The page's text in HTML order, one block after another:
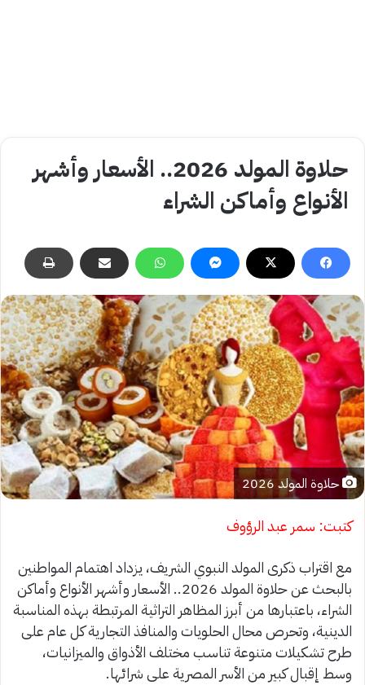
حلاوة المولد 2026.. الأسعار وأشهر
الأنواع وأماكن الشراء
حلاوة المولد 2026
كتبت: سمر عبد الرؤوف
مع اقتراب ذكرى المولد النبوي الشريف، يزداد اهتمام المواطنين
بالبحث عن حلاوة المولد 2026.. الأسعار وأشهر الأنواع وأماكن
الشراء، باعتبارها من أبرز المظاهر التراثية المرتبطة بهذه المناسبة
الدينية، وتحرص محال الحلويات والمنافذ التجارية كل عام على
طرح تشكيلات متنوعة تناسب مختلف الأذواق والميزانيات،
وسط إقبال كبير من الأسر المصرية على شرائها.